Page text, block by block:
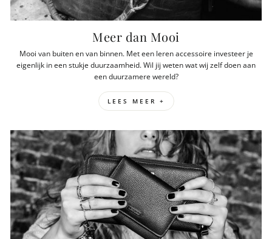
Meer dan Mooi
Mooi van buiten en van binnen. Met een leren accessoire investeer je
eigenlijk in een stukje duurzaamheid. Wil jij weten wat wij zelf doen aan
een duurzamere wereld?
LEES MEER +